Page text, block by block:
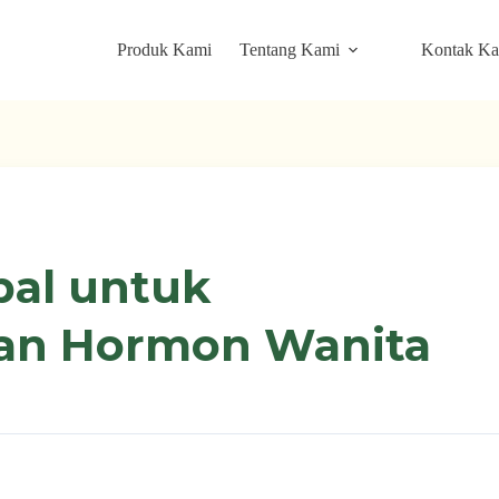
Produk Kami Tentang Kami Kontak
untuk
Hormon Wanita